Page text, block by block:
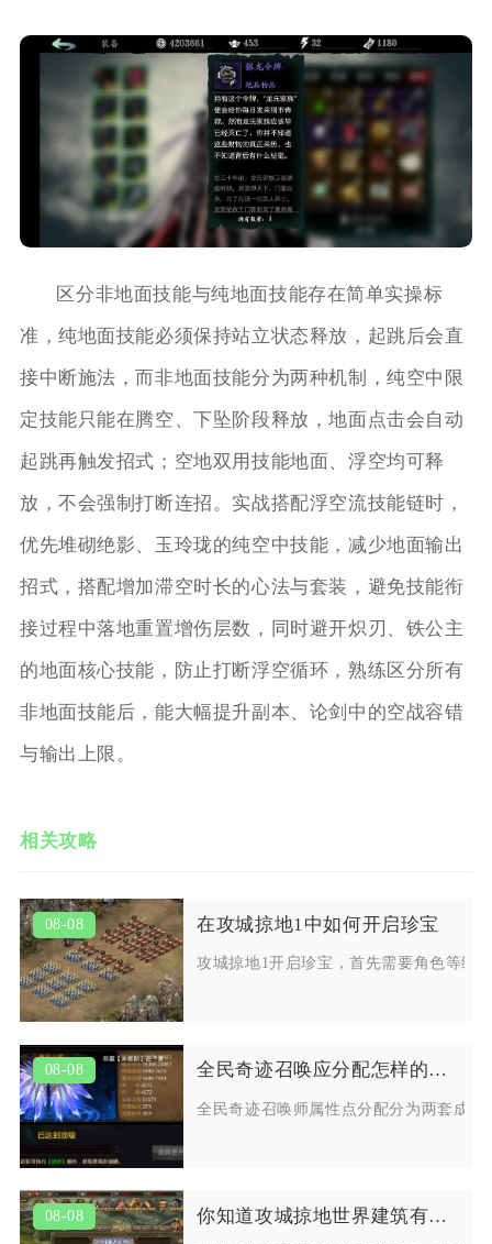
区分非地面技能与纯地面技能存在简单实操标
准，纯地面技能必须保持站立状态释放，起跳后会直
接中断施法，而非地面技能分为两种机制，纯空中限
定技能只能在腾空、下坠阶段释放，地面点击会自动
起跳再触发招式；空地双用技能地面、浮空均可释
放，不会强制打断连招。实战搭配浮空流技能链时，
优先堆砌绝影、玉玲珑的纯空中技能，减少地面输出
招式，搭配增加滞空时长的心法与套装，避免技能衔
接过程中落地重置增伤层数，同时避开炽刃、铁公主
的地面核心技能，防止打断浮空循环，熟练区分所有
非地面技能后，能大幅提升副本、论剑中的空战容错
与输出上限。
相关攻略
08-08 在攻城掠地1中如何开启珍宝
攻城掠地1开启珍宝，首先需要角色等级
08-08 全民奇迹召唤应分配怎样的属性点
全民奇迹召唤师属性点分配分为两套成
08-08 你知道攻城掠地世界建筑有什么玩法